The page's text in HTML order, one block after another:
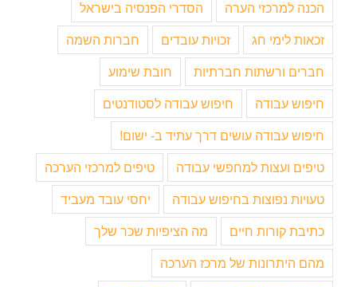
הכנה למרכזי הערה הסדרי הפנסיה בישראל
זכאות לימי חג זכויות עובדים חברות השמה
חברים ורשתות חברתיות חובת שימוע
חיפוש עבודה חיפוש עבודה לסטודנטים
חיפוש עבודה עושים דרך עתיד ב- ישום!
טיפים ועצות למחפשי עבודה טיפים למרכזי הערכה
טעויות נפוצות בחיפוש עבודה יחסי עובד מעביד
כתיבת קורות חיים מה הציפיות שכר שלך
מהם היתרונות של מרכז הערכה